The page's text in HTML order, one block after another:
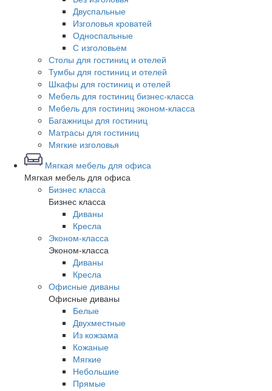
Двуспальные
Изголовья кроватей
Односпальные
С изголовьем
Столы для гостиниц и отелей
Тумбы для гостиниц и отелей
Шкафы для гостиниц и отелей
Мебель для гостиниц бизнес-класса
Мебель для гостиниц эконом-класса
Багажницы для гостиниц
Матрасы для гостиниц
Мягкие изголовья
Мягкая мебель для офиса
Мягкая мебель для офиса
Бизнес класса
Бизнес класса
Диваны
Кресла
Эконом-класса
Эконом-класса
Диваны
Кресла
Офисные диваны
Офисные диваны
Белые
Двухместные
Из кожзама
Кожаные
Мягкие
Небольшие
Прямые